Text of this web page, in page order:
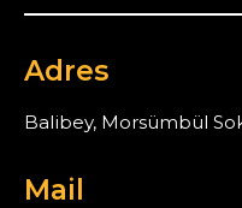
Adres
Balibey, Morsümbül
Mail